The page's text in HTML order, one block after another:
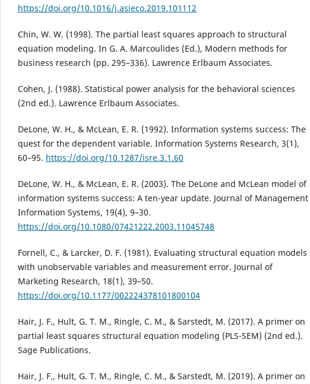
https://doi.org/10.1016/j.asieco.2019.101112
Chin, W. W. (1998). The partial least squares approach to structural
equation modeling. In G. A. Marcoulides (Ed.), Modern methods for
business research (pp. 295–336). Lawrence Erlbaum Associates.
Cohen, J. (1988). Statistical power analysis for the behavioral sciences
(2nd ed.). Lawrence Erlbaum Associates.
DeLone, W. H., & McLean, E. R. (1992). Information systems success: The
quest for the dependent variable. Information Systems Research, 3(1),
60–95. https://doi.org/10.1287/isre.3.1.60
DeLone, W. H., & McLean, E. R. (2003). The DeLone and McLean model of
information systems success: A ten-year update. Journal of Management
Information Systems, 19(4), 9–30.
https://doi.org/10.1080/07421222.2003.11045748
Fornell, C., & Larcker, D. F. (1981). Evaluating structural equation models
with unobservable variables and measurement error. Journal of
Marketing Research, 18(1), 39–50.
https://doi.org/10.1177/002224378101800104
Hair, J. F., Hult, G. T. M., Ringle, C. M., & Sarstedt, M. (2017). A primer on
partial least squares structural equation modeling (PLS-SEM) (2nd ed.).
Sage Publications.
Hair, J. F., Hult, G. T. M., Ringle, C. M., & Sarstedt, M. (2019). A primer on